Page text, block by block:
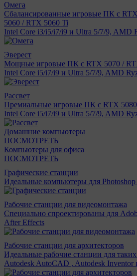
Омега
Сбалансированные игровые ПК с
5060 / RTX 5060 Ti
Intel Core i3/i5/i7/i9 и Ultra 5/7/9, AMD
Эверест
Мощные игровые ПК с RTX 5070 /
Intel Core i5/i7/i9 и Ultra 5/7/9, AMD
Рассвет
Премиальные игровые ПК с RTX
Intel Core i5/i7/i9 и Ultra 5/7/9, AMD
Домашние компьютеры
ПОСМОТРЕТЬ
Компьютеры для офиса
ПОСМОТРЕТЬ
Графические станции
Идеальные компьютеры для
Рабочие станции для видеомонтажа
Специально спроектированы для
After Effects
Рабочие станции для архитекторов
Идеальные рабочие станции для
Autodesk AutoCAD , Autodesk Inventor